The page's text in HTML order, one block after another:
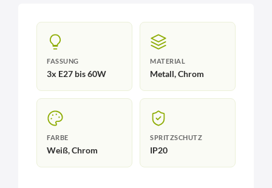
FASSUNG
3x E27 bis 60W
MATERIAL
Metall, Chrom
FARBE
Weiß, Chrom
SPRITZSCHUTZ
IP20